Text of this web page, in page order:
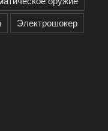
Электрошокер